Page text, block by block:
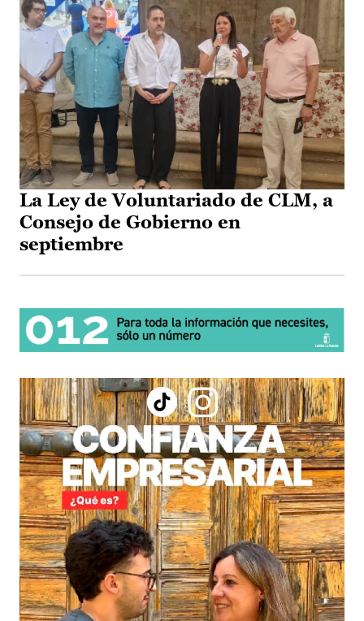
La Ley de Voluntariado de CLM, a
Consejo de Gobierno en
septiembre